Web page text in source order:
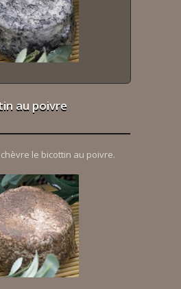
au poivre
le bicottin au poivre.